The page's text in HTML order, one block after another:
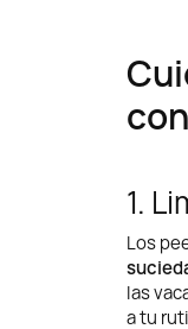
1.
Los
las
a tu